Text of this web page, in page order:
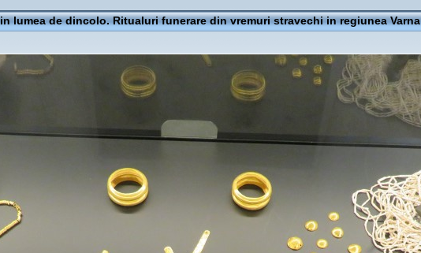
lumea de dincolo. Ritualuri funerare din vremuri stravechi in regiunea Varna